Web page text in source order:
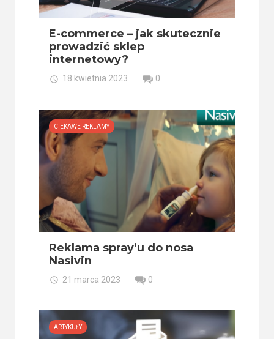
E-commerce – jak skutecznie
prowadzić sklep
internetowy?
18 kwietnia 2023 0
CIEKAWE REKLAMY
Reklama spray’u do nosa
Nasivin
21 marca 2023 0
ARTYKUŁY